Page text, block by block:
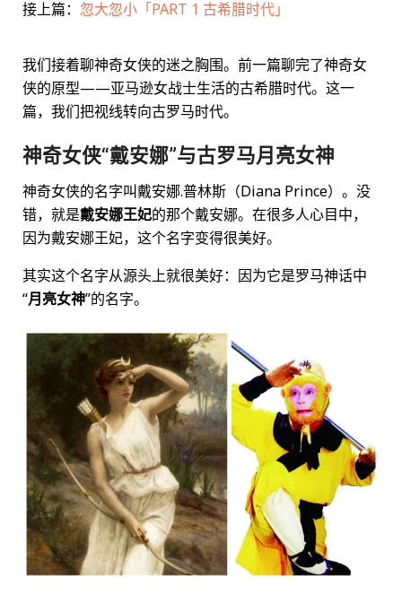
接上篇： 忽大忽小「PART 1 古希腊时代」
我们接着聊神奇女侠的迷之胸围。前一篇聊完了神奇女
侠的原型——亚马逊女战士生活的古希腊时代。这一
篇，我们把视线转向古罗马时代。
神奇女侠“戴安娜”与古罗马月亮女神
神奇女侠的名字叫戴安娜.普林斯（Diana Prince）。没
错，就是戴安娜王妃的那个戴安娜。在很多人心目中，
因为戴安娜王妃，这个名字变得很美好。
其实这个名字从源头上就很美好：因为它是罗马神话中
“月亮女神”的名字。